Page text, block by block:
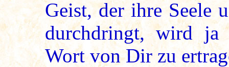
Geist, der ihre Seele
durchdringt, wird ja
Wort von Dir zu